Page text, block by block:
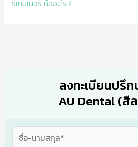
รีเทนเนอร์ คืออะไร ?
ลงทะเบียนปรึ
AU Dental (สี